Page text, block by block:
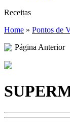
Receitas
Home » Pontos de
Página Anterior